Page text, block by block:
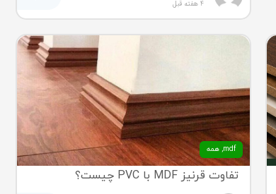
4 هفته قبل
mdf
, همه
تفاوت قرنیز MDF با PVC چیست؟